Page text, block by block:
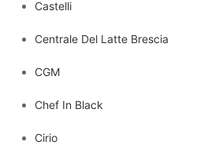
Castelli
Centrale Del Latte Brescia
CGM
Chef In Black
Cirio